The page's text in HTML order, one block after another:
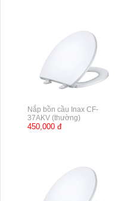
Nắp bồn cầu Inax CF-
37AKV (thường)
450,000 đ